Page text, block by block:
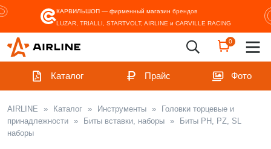
КАРВИЛЬШОП — фирменный магазин брендов
LUZAR, TRIALLI, STARTVOLT, AIRLINE и CARVILLE RACING
0
Каталог Прайс Фото
AIRLINE » Каталог » Инструменты »
Головки торцевые и
принадлежности » Биты вставки, наборы »
Биты PH, PZ, SL
наборы